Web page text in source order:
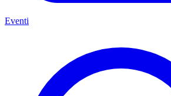
Eventi